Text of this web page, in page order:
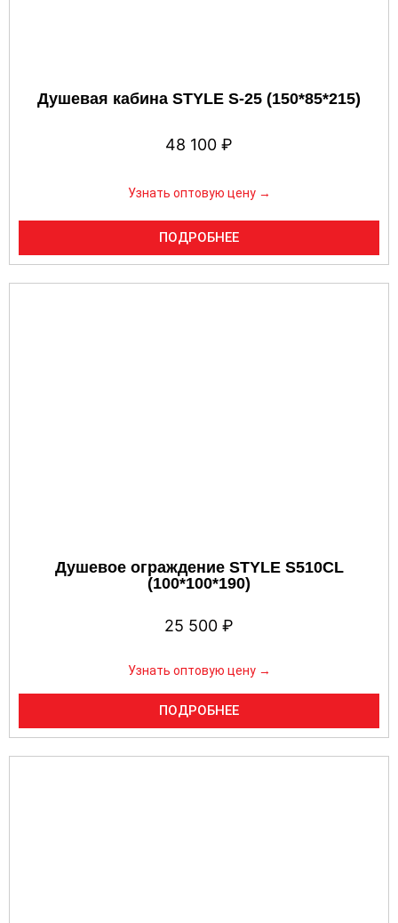
Душевая кабина STYLE S-25 (150*85*215)
48 100 ₽
Узнать оптовую цену →
ПОДРОБНЕЕ
Душевое ограждение STYLE S510CL
(100*100*190)
25 500 ₽
Узнать оптовую цену →
ПОДРОБНЕЕ